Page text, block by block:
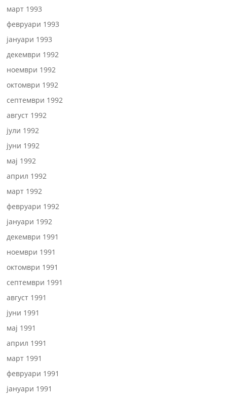
март 1993
февруари 1993
јануари 1993
декември 1992
ноември 1992
октомври 1992
септември 1992
август 1992
јули 1992
јуни 1992
мај 1992
април 1992
март 1992
февруари 1992
јануари 1992
декември 1991
ноември 1991
октомври 1991
септември 1991
август 1991
јуни 1991
мај 1991
април 1991
март 1991
февруари 1991
јануари 1991